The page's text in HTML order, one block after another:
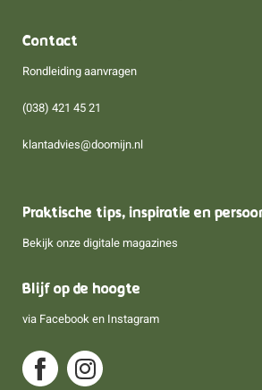
Contact
Rondleiding aanvragen
(038) 421 45 21
klantadvies@doomijn.nl
Praktische tips, inspiratie en
Bekijk onze digitale magazines
Blijf op de hoogte
via Facebook en Instagram